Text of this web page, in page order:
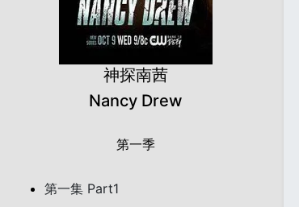
神探南茜
Nancy Drew
第一季
第一集 Part1